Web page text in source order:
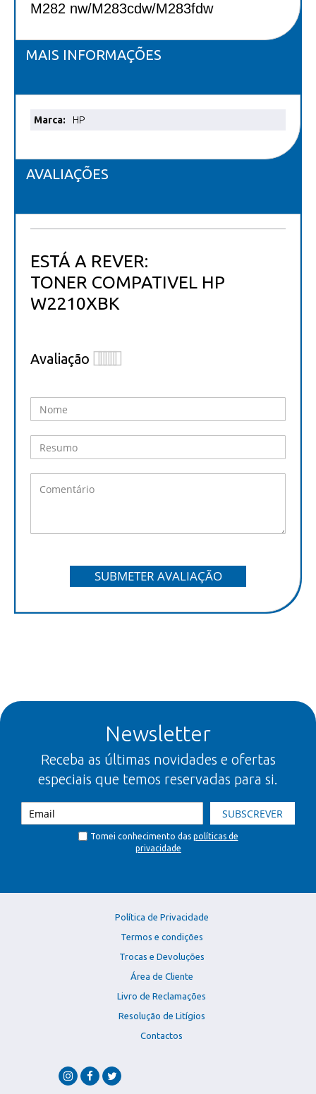
M282 nw/M283cdw/M283fdw
MAIS INFORMAÇÕES
Mais
HP
AVALIAÇÕES
ESTÁ A REVER:
TONER COMPATIVEL HP
W2210XBK
Avaliação
SUBMETER AVALIAÇÃO
Newsletter
Receba as últimas novidades e ofertas
especiais que temos reservadas para si.
SUBSCREVER
Tomei conhecimento das políticas de
privacidade
Política de Privacidade
Termos e condições
Trocas e Devoluções
Área de Cliente
Livro de Reclamações
Resolução de Litígios
Contactos